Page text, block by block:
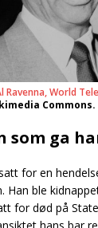
Ravenna, World
Commons.
som ga
for en
Han ble
for død på